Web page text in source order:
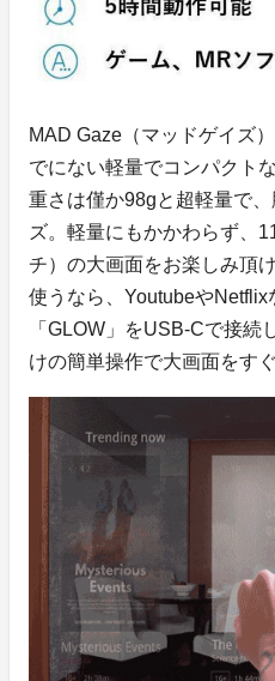
MAD Gaze（マッドゲイズ
でにない軽量でコンパクト
重さは僅か98gと超軽量で
ズ。軽量にもかかわらず、
チ）の大画面をお楽しみ頂
使うなら、YoutubeやNetflix
「GLOW」をUSB-Cで接続
けの簡単操作で大画面をす